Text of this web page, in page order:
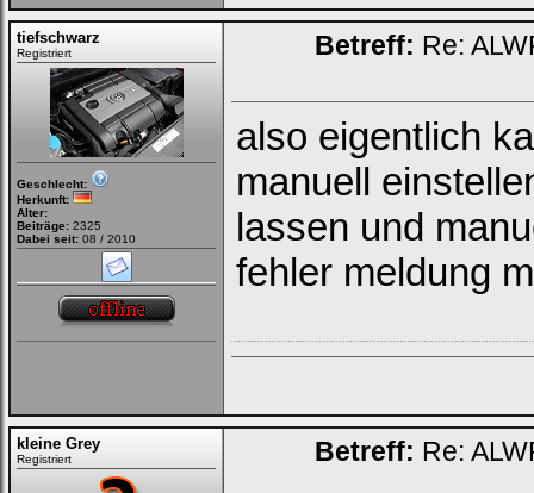
tiefschwarz
Registriert
Geschlecht:
Herkunft:
Alter:
Beiträge: 2325
Dabei seit: 08 / 2010
Betreff: Re:
also eigentlich
manuell
lassen und
fehler meldung
kleine Grey
Registriert Betreff: Re: